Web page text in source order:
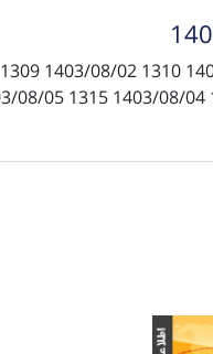
تاریخ پین 1403/08/01 1310 1403/08/02 1309